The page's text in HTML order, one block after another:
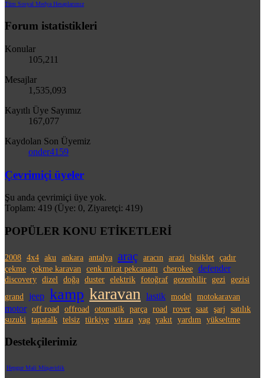
Tüm Sosyal Medya Hesaplarımız
Forum istatistikleri
Konular
105,211
Mesajlar
1,535,093
Kayıtlı Üye Sayımız
167,077
Kaydolan Son Üyemiz
onder4159
Çevrimiçi üyeler
Şu anda çevrimiçi üye yok.
Toplam: 419 (Üye: 0, Ziyaretçi: 419)
POPÜLER KONU ETİKETLERİ
2008 4x4 aku ankara antalya araç aracın arazi bisiklet çadır
çekme çekme karavan cenk mirat pekcanattı cherokee defender
discovery dizel doğa duster elektrik fotoğraf gezenbilir gezi
gezisi
grand
jeep kamp karavan lastik model motokaravan
motor off road offroad otomatik parça road rover saat şarj
satılık
suzuki
tapatalk telsiz türkiye vitara yag yakıt yardım yükseltme
Destekçilerimiz
Hepgur Mali Müşavirlik